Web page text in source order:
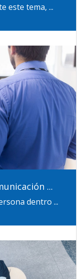
este tema, ...
...
dentro ...